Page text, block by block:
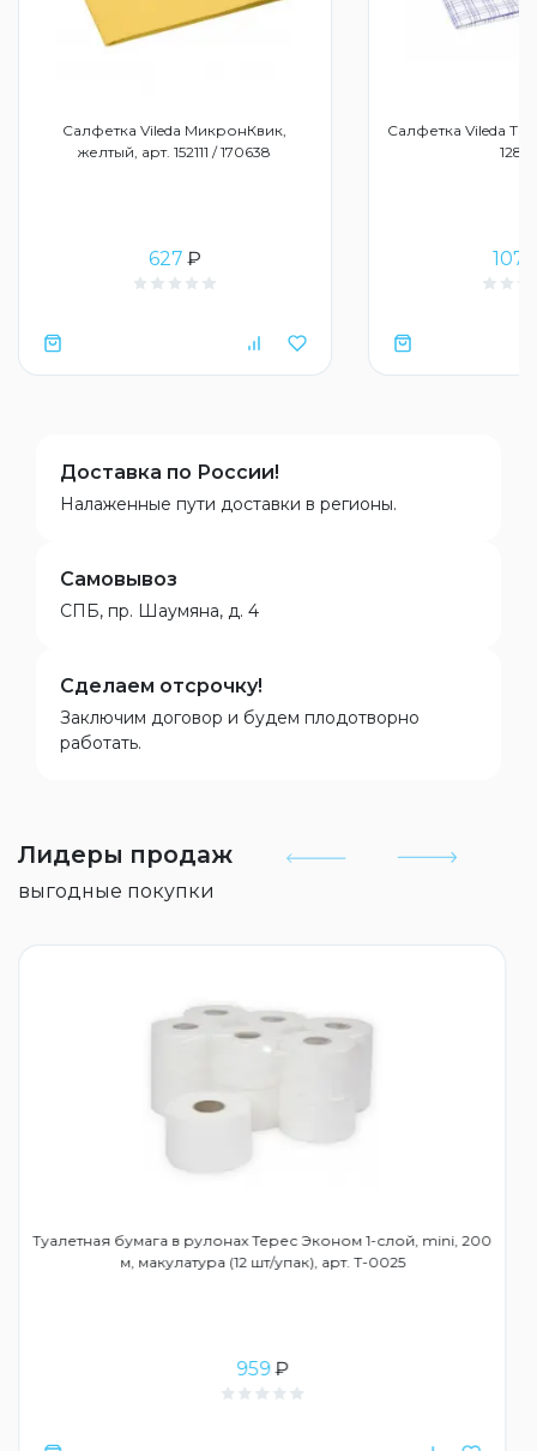
Салфетка Vileda МикронКвик,
желтый, арт. 152111 / 170638
627 ₽
Салфетка Vileda
1078
Доставка по России!
Налаженные пути доставки в регионы.
Самовывоз
СПБ, пр. Шаумяна, д. 4
Сделаем отсрочку!
Заключим договор и будем плодотворно
работать.
Лидеры продаж
выгодные покупки
Туалетная бумага в рулонах Терес Эконом 1-слой, mini, 200
м, макулатура (12 шт/упак), арт. Т-0025
959₽